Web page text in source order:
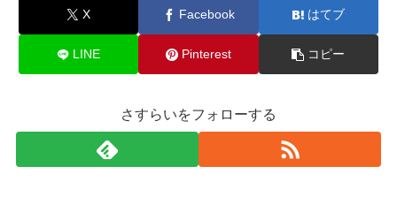
X Facebook はてブ
LINE Pinterest コピー
さすらいをフォローする